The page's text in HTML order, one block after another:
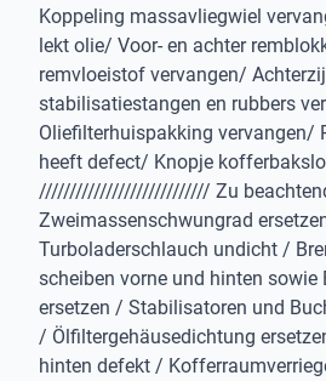
Koppeling massavliegwiel
lekt olie/ Voor- en achter
remvloeistof vervangen/
stabilisatiestangen en rubbers
Oliefilterhuispakking vervangen/
heeft defect/ Knopje
//////////////////////////// Zu
Zweimassenschwungrad
Turboladerschlauch undicht /
scheiben vorne und hinten sowie
ersetzen / Stabilisatoren und
/ Ölfiltergehäusedichtung
hinten defekt /